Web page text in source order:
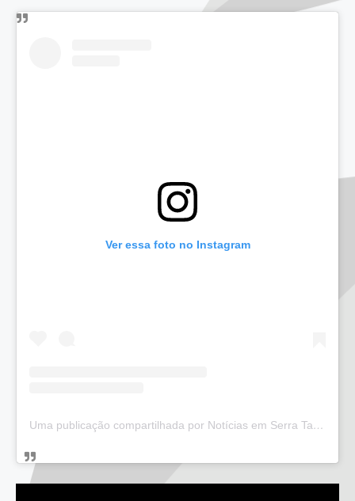
Ver essa foto no Instagram
Uma publicação compartilhada por Notícias em Serra Talhada (@bloglucianarego)